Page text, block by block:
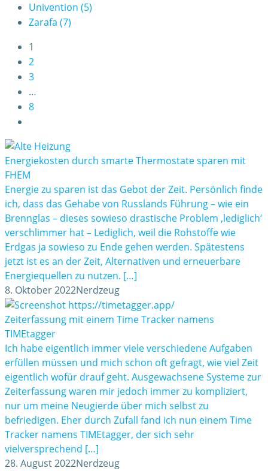
Univention (5)
Zarafa (7)
1
2
3
…
8
Energiekosten durch smarte Thermostate sparen mit
FHEM
Energie zu sparen ist das Gebot der Zeit. Persönlich finde
ich, dass das Gehabe von Russlands Führung – wie ein
Brennglas – dieses sowieso drastische Problem ‚lediglich‘
verschlimmer hat – Lediglich, weil die Rohstoffe wie
Erdgas ja sowieso zu Ende gehen werden. Spätestens
jetzt ist es an der Zeit, Alternativen und erneuerbare
Energiequellen zu nutzen. […]
8. Oktober 2022Nerdzeug
Zeiterfassung mit einem Time Tracker namens
TIMEtagger
Ich habe eigentlich immer viele verschiedene Aufgaben
erfüllen müssen und mich schon oft gefragt, wie viel Zeit
eigentlich wofür drauf geht. Ausgewachsene Systeme zur
Zeiterfassung waren mir jedoch immer zu kompliziert,
nur um meine Neugierde über mich selbst zu
befriedigen. Eher durch Zufall fand ich nun einem Time
Tracker namens TIMEtagger, der sich sehr
vielversprechend […]
28. August 2022Nerdzeug